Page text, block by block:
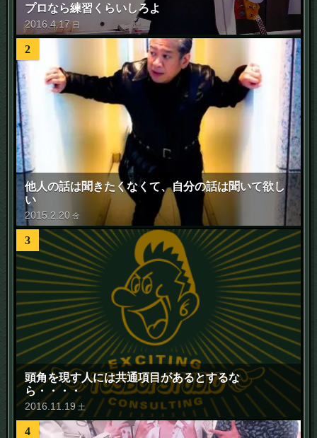
プロなら練習くらいしろよ
2016 .4.17 日
2
他人の話は聞きたくなくて、自分の話は聞いて欲し
い
2015 2 20 金
3
頭角を現す人には共通項目があるとするな
ら・・・・
2016 11 19 土
4